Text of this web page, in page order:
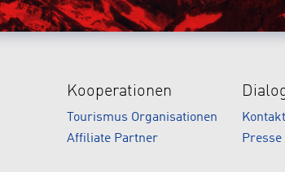
Kooperationen
Tourismus Organisationen
Affiliate Partner
Kontakt
Presse